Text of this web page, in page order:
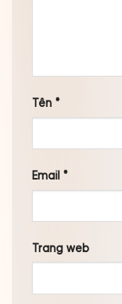
Tên *
Email *
Trang web